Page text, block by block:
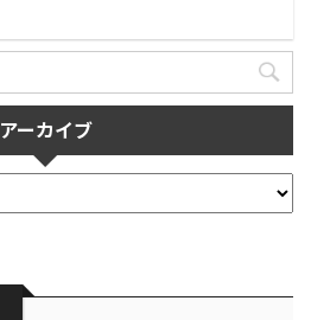
アーカイブ